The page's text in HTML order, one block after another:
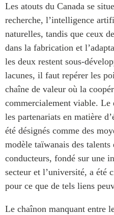
Les atouts du Canada se
recherche, l’intelligence
naturelles, tandis que ceux
dans la fabrication et
les deux restent sous-
lacunes, il faut repérer les
chaîne de valeur où la
commercialement viable. Le
les partenariats en matière
été désignés comme des
modèle taïwanais des
conducteurs, fondé sur une
secteur et l’université, a été
pour ce que de tels liens
Le chaînon manquant entre